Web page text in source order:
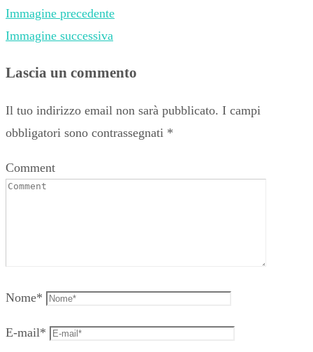
Immagine precedente
Immagine successiva
Lascia un commento
Il tuo indirizzo email non sarà pubblicato. I campi
obbligatori sono contrassegnati *
Comment
Nome*
E-mail*